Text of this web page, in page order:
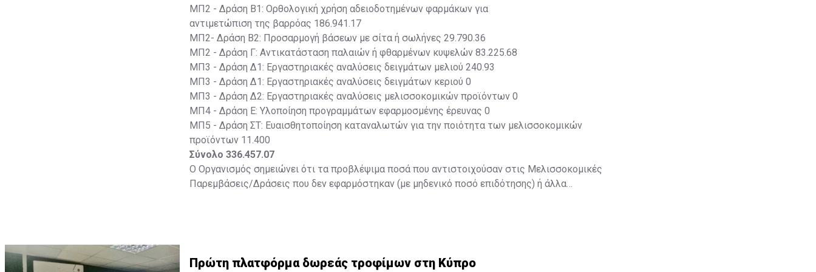
ΜΠ2 - Δράση Β1: Ορθολογική χρήση αδειοδοτημένων φαρμάκων για
αντιμετώπιση της βαρρόας 186.941.17
ΜΠ2- Δράση Β2: Προσαρμογή βάσεων με σίτα ή σωλήνες 29.790.36
ΜΠ2 - Δράση Γ: Αντικατάσταση παλαιών ή φθαρμένων κυψελών 83.225.68
ΜΠ3 - Δράση Δ1: Εργαστηριακές αναλύσεις δειγμάτων μελιού 240.93
ΜΠ3 - Δράση Δ1: Εργαστηριακές αναλύσεις δειγμάτων κεριού 0
ΜΠ3 - Δράση Δ2: Εργαστηριακές αναλύσεις μελισσοκομικών προϊόντων 0
ΜΠ4 - Δράση Ε: Υλοποίηση προγραμμάτων εφαρμοσμένης έρευνας 0
ΜΠ5 - Δράση ΣΤ: Ευαισθητοποίηση καταναλωτών για την ποιότητα των μελισσοκομικών
προϊόντων 11.400
Σύνολο 336.457.07
Ο Οργανισμός σημειώνει ότι τα προβλέψιμα ποσά που αντιστοιχούσαν στις Μελισσοκομικές
Παρεμβάσεις/Δράσεις που δεν εφαρμόστηκαν (με μηδενικό ποσό επιδότησης) ή άλλα
από Κοινοτικούς πόρους.
Πρώτη πλατφόρμα δωρεάς τροφίμων στη Κύπρο